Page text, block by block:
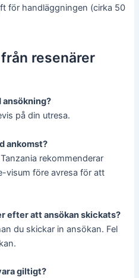
för handläggningen (cirka 50
resenärer
på din utresa.
ankomst?
rekommenderar
visum före avresa för att
efter att ansökan skickats?
du skickar in ansökan. Fel
giltigt?